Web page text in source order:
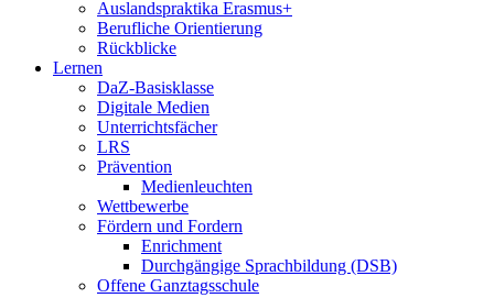
Auslandspraktika Erasmus+
Berufliche Orientierung
Rückblicke
Lernen
DaZ-Basisklasse
Digitale Medien
Unterrichtsfächer
LRS
Prävention
Medienleuchten
Wettbewerbe
Fördern und Fordern
Enrichment
Durchgängige Sprachbildung (DSB)
Offene Ganztagsschule